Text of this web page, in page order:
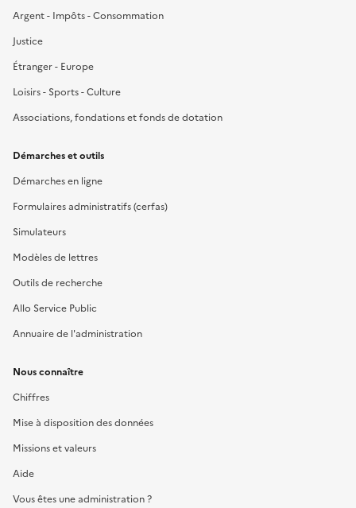
Argent - Impôts - Consommation
Justice
Étranger - Europe
Loisirs - Sports - Culture
Associations, fondations et fonds de dotation
Démarches et outils
Démarches en ligne
Formulaires administratifs (cerfas)
Simulateurs
Modèles de lettres
Outils de recherche
Allo Service Public
Annuaire de l'administration
Nous connaître
Chiffres
Mise à disposition des données
Missions et valeurs
Aide
Vous êtes une administration ?